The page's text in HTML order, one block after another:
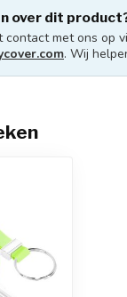
over dit
contact met ons op
. Wij